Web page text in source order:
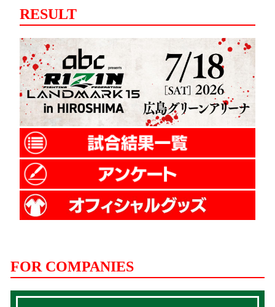
RESULT
FOR COMPANIES